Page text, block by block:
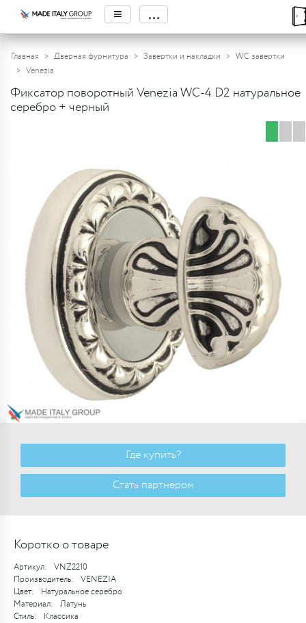
≡ ...
Главная Дверная фурнитура Завертки и накладки
WC завертки
Venezia
Фиксатор поворотный Venezia WC-4 D2 натуральное
серебро + черный
Где купить?
Стать партнером
Коротко о товаре
Артикул:
VNZ2210
Производитель:
VENEZIA
Цвет:
Натуральное серебро
Материал:
Латунь
Стиль:
Классика